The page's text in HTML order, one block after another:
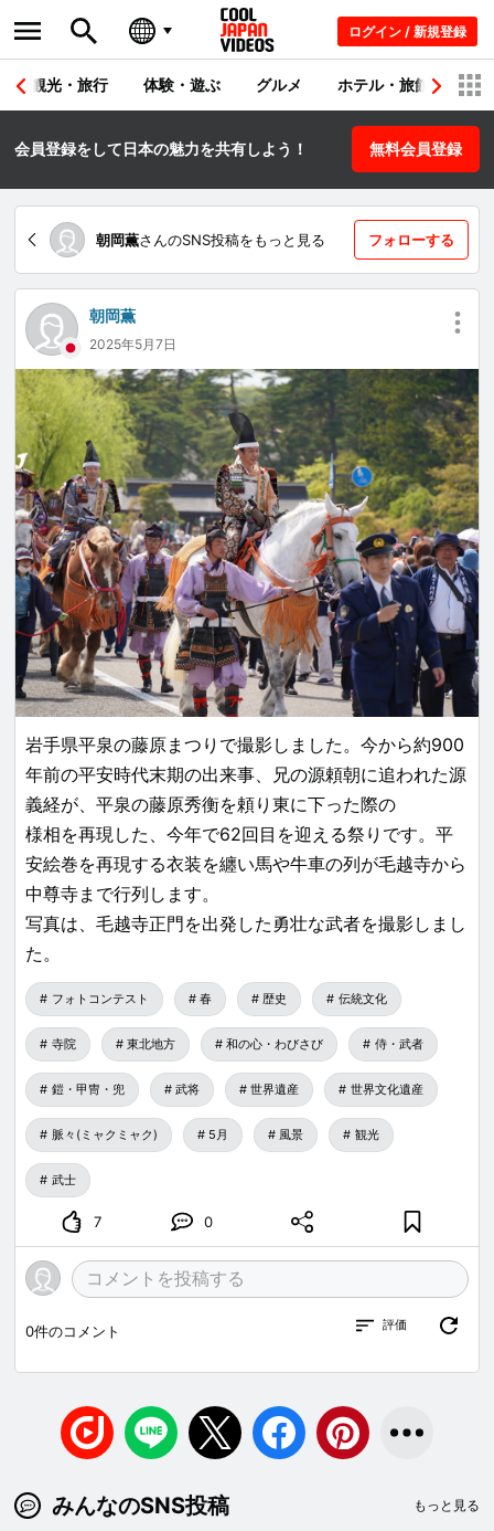
ログイン / 新規登録
観光・旅行 体験・遊ぶ グルメ ホテル・旅館 シ
会員登録をして日本の魅力を共有しよう！ 無料会員登録
朝岡薫さんのSNS投稿をもっと見る フォローする
朝岡薫
2025年5月7日
岩手県平泉の藤原まつりで撮影しました。今から約900
年前の平安時代末期の出来事、兄の源頼朝に追われた源
義経が、平泉の藤原秀衡を頼り東に下った際の
様相を再現した、今年で62回目を迎える祭りです。平
安絵巻を再現する衣装を纏い馬や牛車の列が毛越寺から
中尊寺まで行列します。
写真は、毛越寺正門を出発した勇壮な武者を撮影しまし
た。
フォトコンテスト 春 歴史 伝統文化
寺院 東北地方 和の心・わびさび 侍・武者
鎧・甲冑・兜 武将 世界遺産 世界文化遺産
脈々(ミャクミャク) 5月 風景 観光
武士
7 0
0件のコメント 評価
みんなのSNS投稿 もっと見る